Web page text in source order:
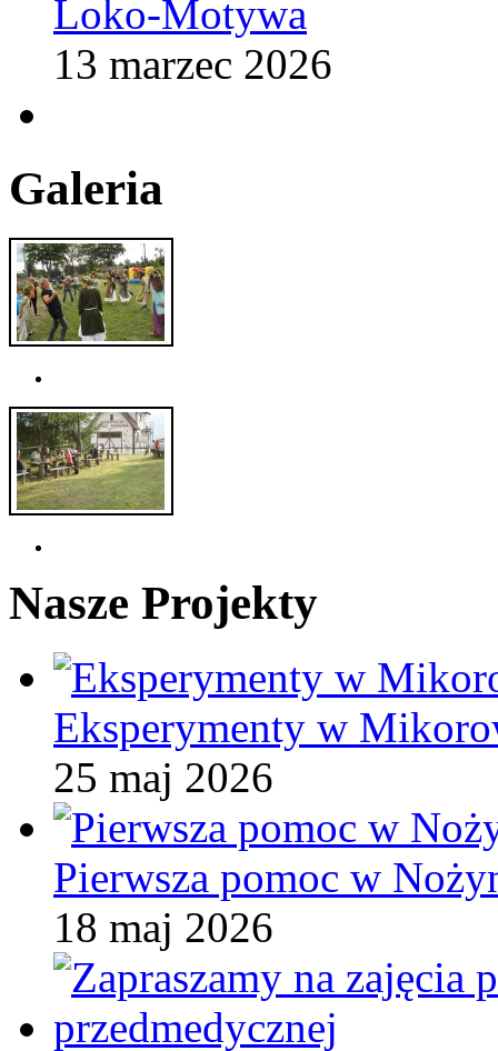
Loko-Motywa
13 marzec 2026
Galeria
Nasze Projekty
Eksperymenty w
25 maj 2026
Pierwsza pomoc w
18 maj 2026